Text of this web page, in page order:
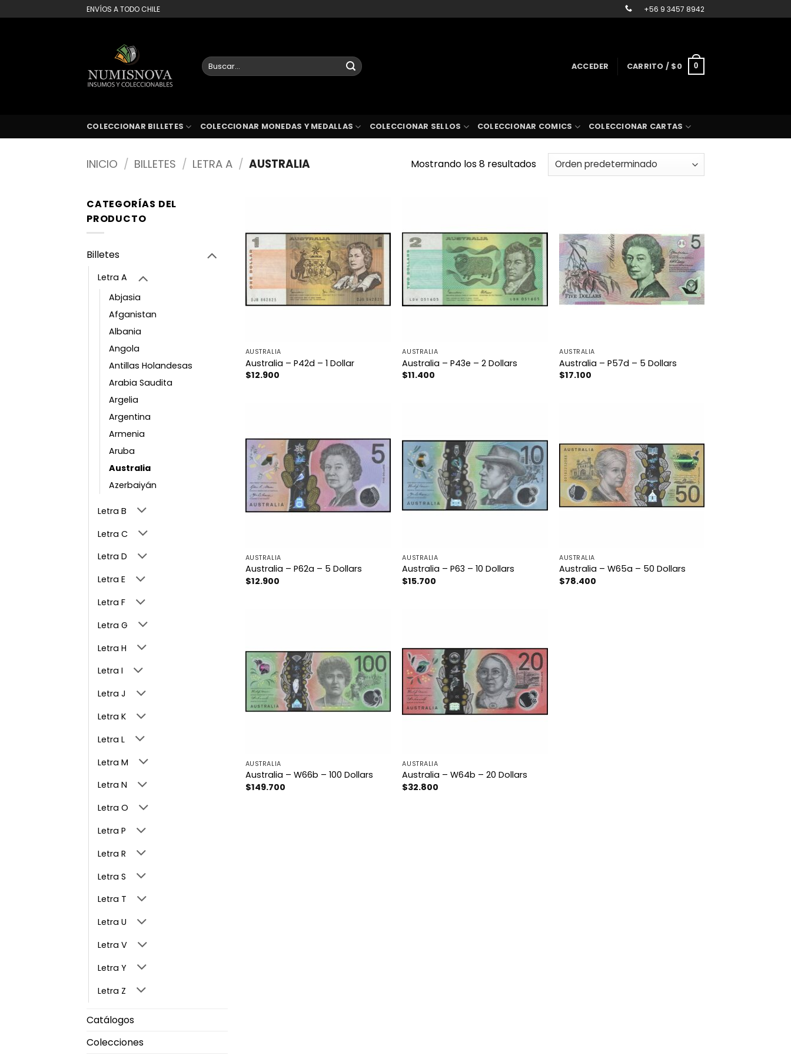
al
ENVÍOS A TODO CHILE +56 9 3457 8942
Buscar
por:
ACCEDER CARRITO / $0 0
COLECCIONAR BILLETES COLECCIONAR MONEDAS Y MEDALLAS COLECCIONAR SELLOS COLECCIONAR COMICS COLECCIONAR CARTAS
INICIO / BILLETES / LETRA A / AUSTRALIA Mostrando los 8 resultados
CATEGORÍAS DEL
PRODUCTO
Billetes
Letra A
Abjasia
Afganistan
Albania
Angola
Antillas Holandesas
Arabia Saudita
Argelia
Argentina
Armenia
Aruba
Australia
Azerbaiyán
Letra B
Letra C
Letra D
Letra E
Letra F
Letra G
Letra H
Letra I
Letra J
Letra K
Letra L
Letra M
Letra N
Letra O
Letra P
Letra R
Letra S
Letra T
Letra U
Letra V
Letra Y
Letra Z
Catálogos
Colecciones
AUSTRALIA
Australia – P42d – 1 Dollar
$12.900
AUSTRALIA
Australia – P43e – 2 Dollars
$11.400
AUSTRALIA
Australia – P57d – 5 Dollars
$17.100
AUSTRALIA
Australia – P62a – 5 Dollars
$12.900
AUSTRALIA
Australia – P63 – 10 Dollars
$15.700
AUSTRALIA
Australia – W65a – 50 Dollars
$78.400
AUSTRALIA
Australia – W66b – 100 Dollars
$149.700
AUSTRALIA
Australia – W64b – 20 Dollars
$32.800